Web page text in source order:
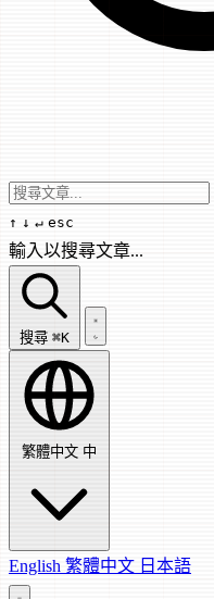
↑ ↓ ↵ esc
輸入以搜尋文章...
搜尋文章...
搜尋 ⌘K
繁體中文 中
English 繁體中文 日本語